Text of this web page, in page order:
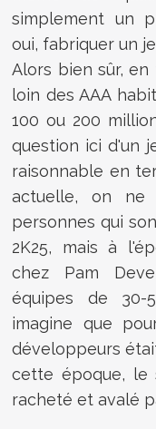
simplement un
oui, fabriquer un
Alors bien sûr,
loin des AAA
100 ou 200
question ici d'un
raisonnable en
actuelle, on
personnes qui
2K25, mais à
chez Pam
équipes de 30-
imagine que
développeurs
cette époque, le
racheté et avalé